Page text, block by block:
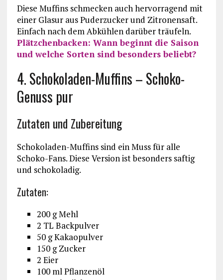
Diese Muffins schmecken auch hervorragend mit
einer Glasur aus Puderzucker und Zitronensaft.
Einfach nach dem Abkühlen darüber träufeln.
Plätzchenbacken: Wann beginnt die Saison
und welche Sorten sind besonders beliebt?
4. Schokoladen-Muffins – Schoko-
Genuss pur
Zutaten und Zubereitung
Schokoladen-Muffins sind ein Muss für alle
Schoko-Fans. Diese Version ist besonders saftig
und schokoladig.
Zutaten:
200 g Mehl
2 TL Backpulver
50 g Kakaopulver
150 g Zucker
2 Eier
100 ml Pflanzenöl